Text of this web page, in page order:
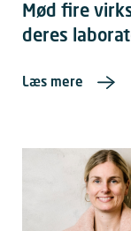
Mød fire
deres
Læs mere